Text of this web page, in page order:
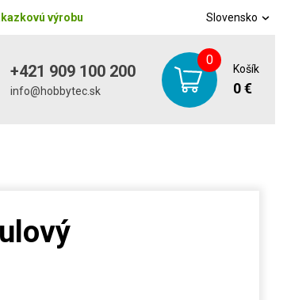
výrobu Slovensko
+421 909 100 200
info@hobbytec.sk
0
Košík
0 €